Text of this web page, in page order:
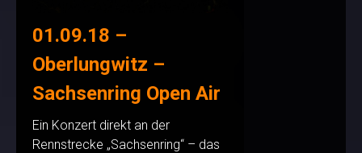
01.09.18 –
Oberlungwitz –
Sachsenring Open Air
Ein Konzert direkt an der
Rennstrecke „Sachsenring“ – das